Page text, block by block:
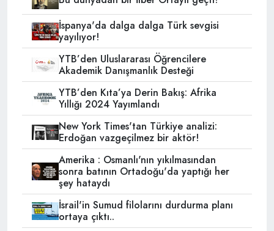
İspanya'da dalga dalga Türk sevgisi
yayılıyor!
YTB’den Uluslararası Öğrencilere
Akademik Danışmanlık Desteği
YTB’den Kıta’ya Derin Bakış: Afrika
Yıllığı 2024 Yayımlandı
New York Times'tan Türkiye analizi:
Erdoğan vazgeçilmez bir aktör!
Amerika : Osmanlı'nın yıkılmasından
sonra batının Ortadoğu'da yaptığı her
şey hataydı
İsrail'in Sumud filolarını durdurma planı
ortaya çıktı..